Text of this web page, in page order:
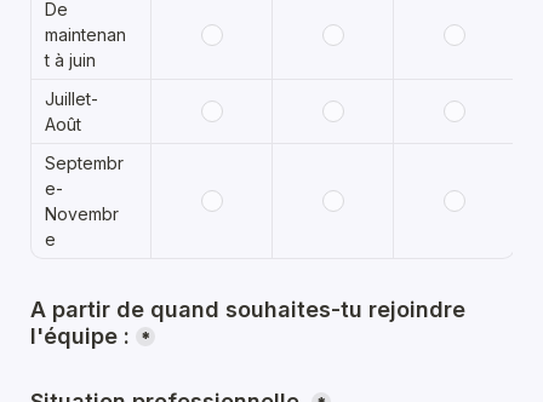
De
maintenan
t à juin
Juillet-
Août
Septembr
e-
Novembr
e
A partir de quand souhaites-tu rejoindre
l'équipe :
*